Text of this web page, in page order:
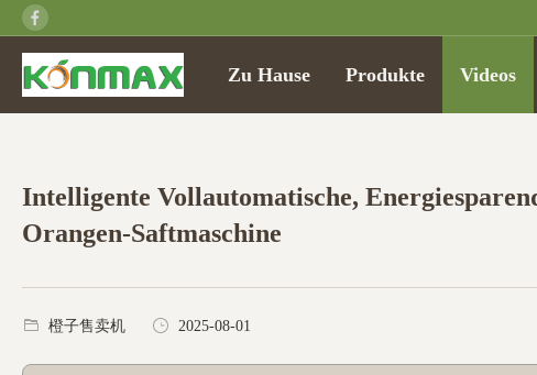
Zu Hause Produkte Videos
Intelligente Vollautomatische,
Orangen-Saftmaschine
橙子售卖机 2025-08-01